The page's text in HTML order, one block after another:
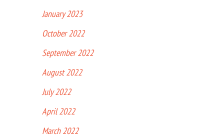
January 2023
October 2022
September 2022
August 2022
July 2022
April 2022
March 2022